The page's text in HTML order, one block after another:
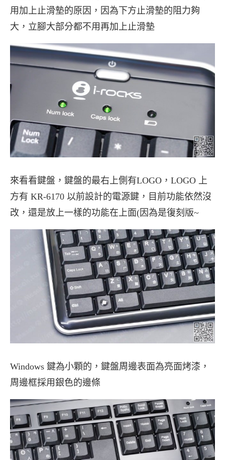
用加上止滑墊的原因，因為下方止滑墊的阻力夠
大，立腳大部分都不用再加上止滑墊
來看看鍵盤，鍵盤的最右上側有LOGO，LOGO 上
方有 KR-6170 以前設計的電源鍵，目前功能依然沒
改，還是放上一樣的功能在上面(因為是復刻版~
Windows 鍵為小顆的，鍵盤周邊表面為亮面烤漆，
周邊框採用銀色的邊條